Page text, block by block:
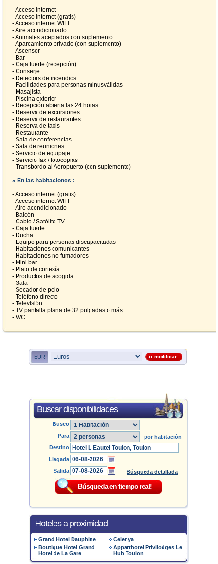
- Acceso internet
- Acceso internet (gratis)
- Acceso internet WIFI
- Aire acondicionado
- Animales aceptados con suplemento
- Aparcamiento privado (con suplemento)
- Ascensor
- Bar
- Caja fuerte (recepción)
- Conserje
- Detectors de incendios
- Facilidades para personas minusválidas
- Masajista
- Piscina exterior
- Recepción abierta las 24 horas
- Reserva de excursiones
- Reserva de restaurantes
- Reserva de taxis
- Restaurante
- Sala de conferencias
- Sala de reuniones
- Servicio de equipaje
- Servicio fax / fotocopias
- Transbordo al Aeropuerto (con suplemento)
» En las habitaciones :
- Acceso internet (gratis)
- Acceso internet WIFI
- Aire acondicionado
- Balcón
- Cable / Satélite TV
- Caja fuerte
- Ducha
- Equipo para personas discapacitadas
- Habitaciónes comunicantes
- Habitaciones no fumadores
- Mini bar
- Plato de cortesía
- Productos de acogida
- Sala
- Secador de pelo
- Teléfono directo
- Televisión
- TV pantalla plana de 32 pulgadas o más
- WC
EUR modificar
Buscar disponibilidades
Busco
Para
por habitación
Destino
Llegada
Salida
Búsqueda detallada
Hoteles a proximidad
Grand Hotel Dauphine
Celenya
Boutique Hotel Grand
Hotel de La Gare
Apparthotel Privilodges Le
Hub Toulon